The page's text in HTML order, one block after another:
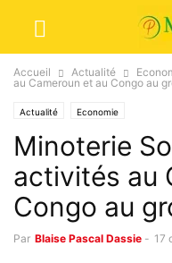
Accueil Actualité
au Cameroun et au Congo au
Actualité Economie
Minoterie
activités au
Congo au
Par Blaise Pascal Dassie - 17